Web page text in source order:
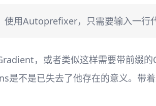
使用Autoprefixer，只需要输入一行
，或者类似这样需要带前缀
不是已失去了他存在的意义。带